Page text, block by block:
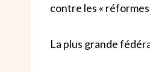
contre les «
La plus grande